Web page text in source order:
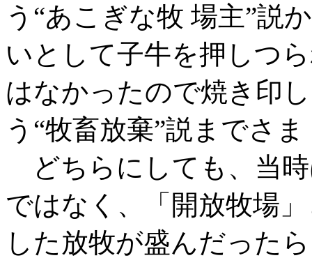
う“あこぎな牧 場主”説
いとして子牛を押しつ
はなかったので焼き印
う“牧畜放棄”説までさ
どちらにしても、当
ではなく、「開放牧場
した放牧が盛んだった